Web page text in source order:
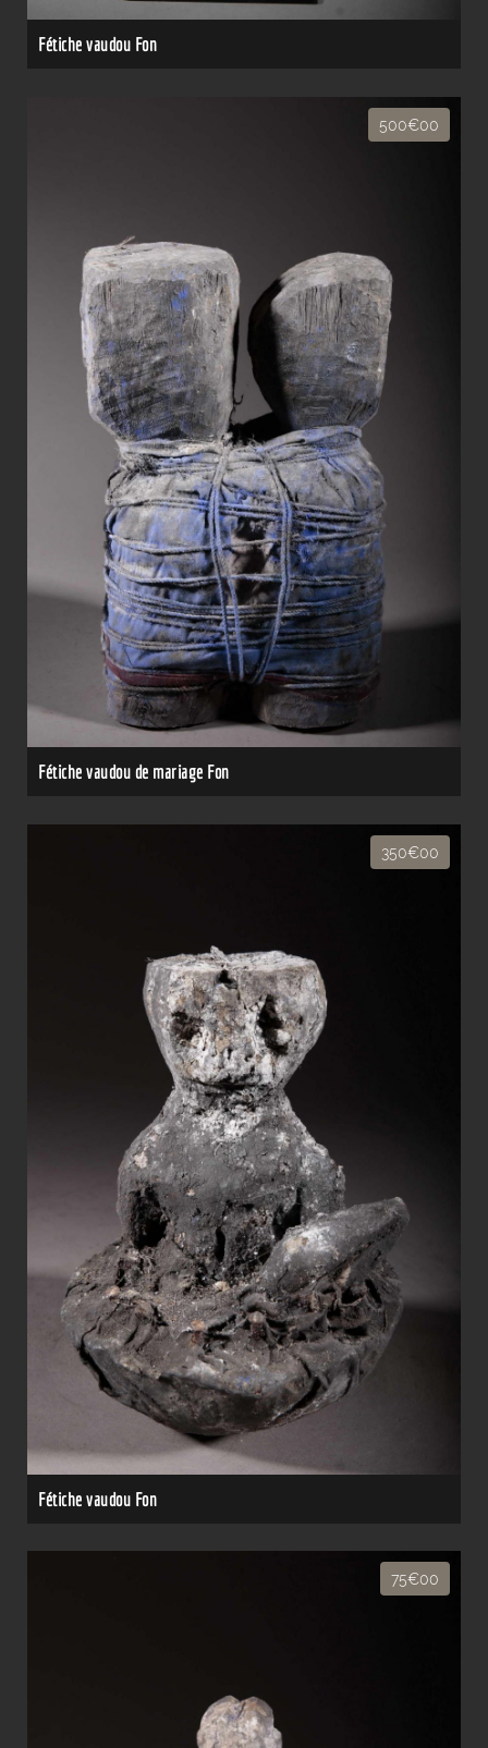
Fétiche vaudou Fon
500€00
Fétiche vaudou de mariage Fon
350€00
Fétiche vaudou Fon
75€00